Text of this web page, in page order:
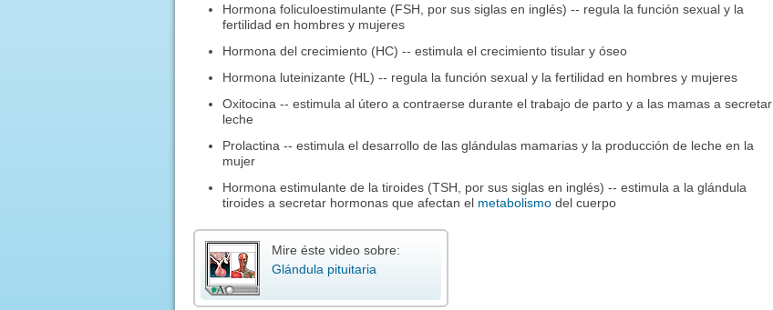
Hormona foliculoestimulante (FSH, por sus siglas en inglés) -- regula la función sexual y la
fertilidad en hombres y mujeres
Hormona del crecimiento (HC) -- estimula el crecimiento tisular y óseo
Hormona luteinizante (HL) -- regula la función sexual y la fertilidad en hombres y mujeres
Oxitocina -- estimula al útero a contraerse durante el trabajo de parto y a las mamas a secretar
leche
Prolactina -- estimula el desarrollo de las glándulas mamarias y la producción de leche en la
mujer
Hormona estimulante de la tiroides (TSH, por sus siglas en inglés) -- estimula a la glándula
tiroides a secretar hormonas que afectan el metabolismo del cuerpo
Mire éste video sobre:
Glándula pituitaria